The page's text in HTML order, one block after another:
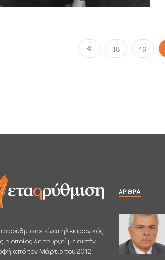
18 19
είναι ηλεκτρονικός
ο οποίος λειτουργεί με αυτήν
από τον Μάρτιο του 2012.
ΆΡΘΡΑ